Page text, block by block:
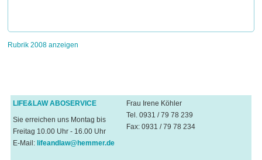
Rubrik 2008 anzeigen
LIFE&LAW ABOSERVICE
Sie erreichen uns Montag bis
Freitag 10.00 Uhr - 16.00 Uhr
E-Mail: lifeandlaw@hemmer.de
Frau Irene Köhler
Tel. 0931 / 79 78 239
Fax: 0931 / 79 78 234